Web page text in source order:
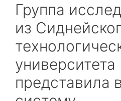
Группа
из
университета
представила